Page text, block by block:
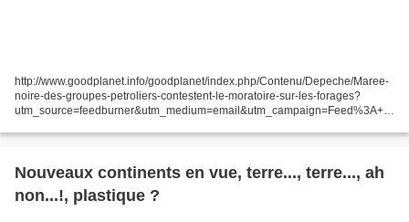
http://www.goodplanet.info/goodplanet/index.php/Contenu/Depeche/Maree-
noire-des-groupes-petroliers-contestent-le-moratoire-sur-les-forages?
utm_source=feedburner&utm_medium=email&utm_campaign=Feed%3A+G
.
Nouveaux continents en vue, terre..., terre..., ah
non...!, plastique ?